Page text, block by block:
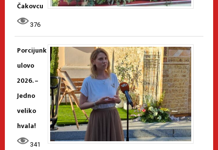
Čakovcu
376
Porcijunk
ulovo
2026. –
Jedno
veliko
hvala!
341